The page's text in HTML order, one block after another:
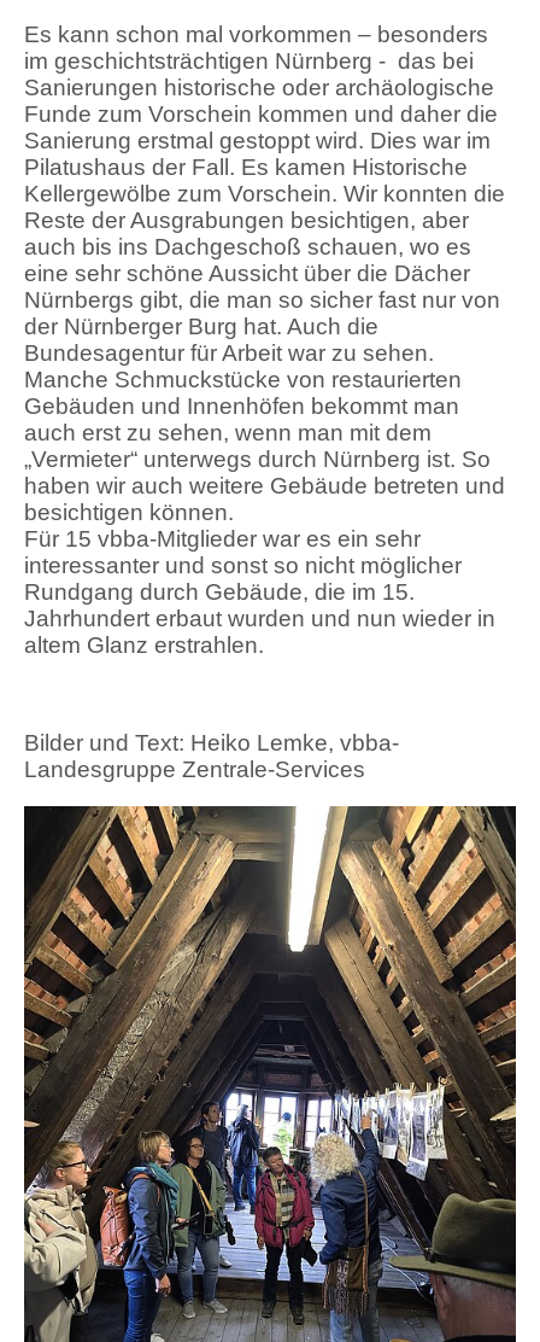
Es kann schon mal vorkommen – besonders
im geschichtsträchtigen Nürnberg - das bei
Sanierungen historische oder archäologische
Funde zum Vorschein kommen und daher die
Sanierung erstmal gestoppt wird. Dies war im
Pilatushaus der Fall. Es kamen Historische
Kellergewölbe zum Vorschein. Wir konnten die
Reste der Ausgrabungen besichtigen, aber
auch bis ins Dachgeschoß schauen, wo es
eine sehr schöne Aussicht über die Dächer
Nürnbergs gibt, die man so sicher fast nur von
der Nürnberger Burg hat. Auch die
Bundesagentur für Arbeit war zu sehen.
Manche Schmuckstücke von restaurierten
Gebäuden und Innenhöfen bekommt man
auch erst zu sehen, wenn man mit dem
„Vermieter“ unterwegs durch Nürnberg ist. So
haben wir auch weitere Gebäude betreten und
besichtigen können.
Für 15 vbba-Mitglieder war es ein sehr
interessanter und sonst so nicht möglicher
Rundgang durch Gebäude, die im 15.
Jahrhundert erbaut wurden und nun wieder in
altem Glanz erstrahlen.
Bilder und Text: Heiko Lemke, vbba-
Landesgruppe Zentrale-Services